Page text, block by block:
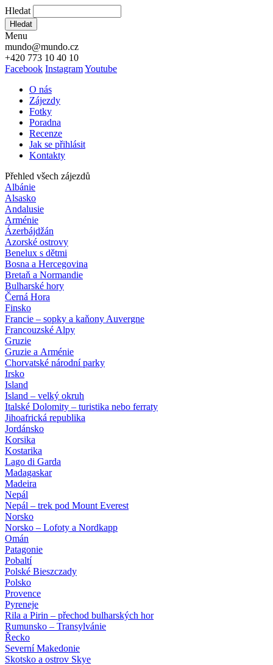
Hledat
Hledat
Menu
mundo@mundo.cz
+420 773 10 40 10
Facebook InstagramYoutube
O nás
Zájezdy
Fotky
Poradna
Recenze
Jak se přihlásit
Kontakty
Přehled všech zájezdů
Albánie
Alsasko
Andalusie
Arménie
Ázerbájdžán
Azorské ostrovy
Benelux s dětmi
Bosna a Hercegovina
Bretaň a Normandie
Bulharské hory
Černá Hora
Finsko
Francie – sopky a kaňony Auvergne
Francouzské Alpy
Gruzie
Gruzie a Arménie
Chorvatské národní parky
Irsko
Island
Island – velký okruh
Italské Dolomity – turistika nebo ferraty
Jihoafrická republika
Jordánsko
Korsika
Kostarika
Lago di Garda
Madagaskar
Madeira
Nepál
Nepál – trek pod Mount Everest
Norsko
Norsko – Lofoty a Nordkapp
Omán
Patagonie
Pobaltí
Polské Bieszczady
Polsko
Provence
Pyreneje
Rila a Pirin – přechod bulharských hor
Rumunsko – Transylvánie
Řecko
Severní Makedonie
Skotsko a ostrov Skye